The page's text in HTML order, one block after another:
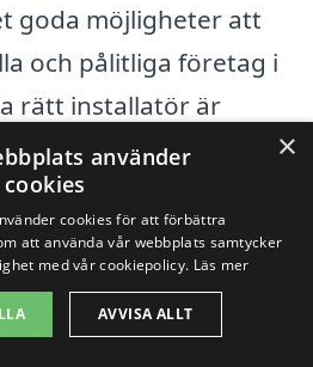
goda möjligheter att
och pålitliga företag i
rätt installatör är
en effektiv
produkter.
solceller-kostnad.se
från olika
och jämföra priser och
×
använder
cookies
cookies för att förbättra
att använda vår webbplats samtycker
med vår cookiepolicy. Läs mer
AVVISA ALLT